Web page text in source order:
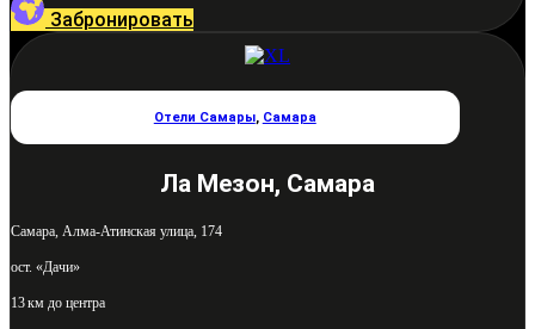
Забронировать
Отели Самары, Самара
Ла Мезон, Самара
Самара, Алма-Атинская улица, 174
ост. «Дачи»
13 км до центра